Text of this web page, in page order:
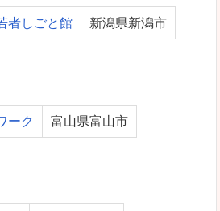
者しごと館 新潟県新潟市
ーク 富山県富山市